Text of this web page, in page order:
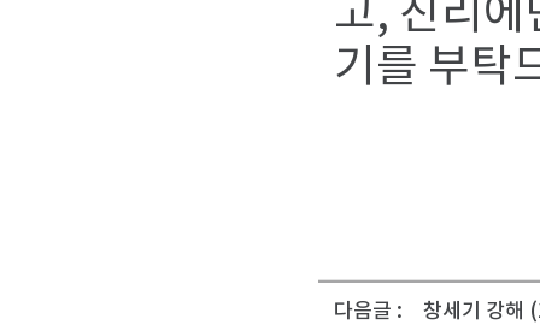
고, 진리에
기를 부탁
다음글 : 창세기 강해